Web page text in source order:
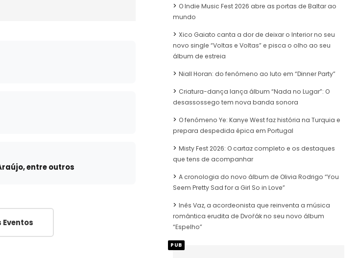
entre outros
Eventos
O Indie Music Fest 2026 abre as portas de Baltar ao
mundo
Xico Gaiato canta a dor de deixar o Interior no seu
novo single “Voltas e Voltas” e pisca o olho ao seu
álbum de estreia
Niall Horan: do fenómeno ao luto em “Dinner Party”
Criatura-dança lança álbum “Nada no Lugar”: O
desassossego tem nova banda sonora
O fenómeno Ye: Kanye West faz história na Turquia e
prepara despedida épica em Portugal
Misty Fest 2026: O cartaz completo e os destaques
que tens de acompanhar
A cronologia do novo álbum de Olivia Rodrigo “You
Seem Pretty Sad for a Girl So in Love”
Inês Vaz, a acordeonista que reinventa a música
romântica erudita de Dvořák no seu novo álbum
“Espelho”
PUB